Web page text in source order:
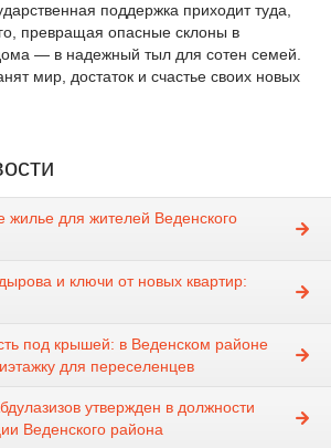
поддержка приходит туда,
превращая опасные склоны в
— в надежный тыл для сотен семей.
мир, достаток и счастье своих новых
для жителей Веденского
и ключи от новых квартир:
под крышей: в Веденском районе
для переселенцев
утвержден в должности
Веденского района